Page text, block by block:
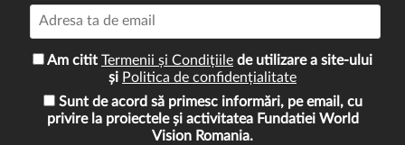
Am citit Termenii și Condițiile de utilizare a site-ului
și Politica de confidențialitate
Sunt de acord să primesc informări, pe email, cu
privire la proiectele și activitatea Fundatiei World
Vision Romania.